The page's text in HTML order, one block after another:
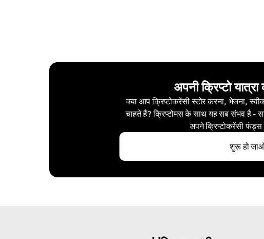
अपनी क्रिप्टो
क्या आप क्रिप्टोकरेंसी स्टोर करना, भेजना,
चाहते हैं? क्रिप्टोमस के साथ यह सब संभव है -
अपने क्रिप्टोकरेंसी
शुरू हो